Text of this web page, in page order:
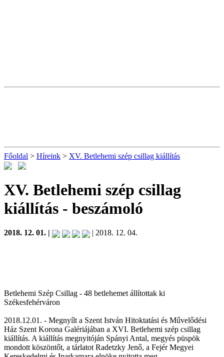
Főoldal > Híreink > XV. Betlehemi szép csillag kiállítás
XV. Betlehemi szép csillag
kiállítás - beszámoló
2018. 12. 01. | | 2018. 12. 04.
Betlehemi Szép Csillag - 48 betlehemet állítottak ki
Székesfehérváron
2018.12.01. - Megnyílt a Szent István Hitoktatási és Művelődési
Ház Szent Korona Galériájában a XVI. Betlehemi szép csillag
kiállítás. A kiállítás megnyitóján Spányi Antal, megyés püspök
mondott köszöntőt, a tárlatot Radetzky Jenő, a Fejér Megyei